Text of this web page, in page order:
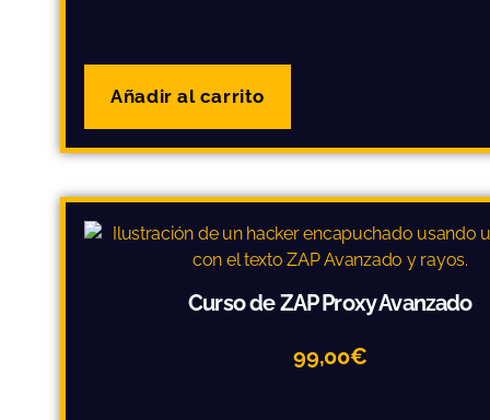
Añadir al carrito
Curso de ZAP Proxy Avanzado
99,00€